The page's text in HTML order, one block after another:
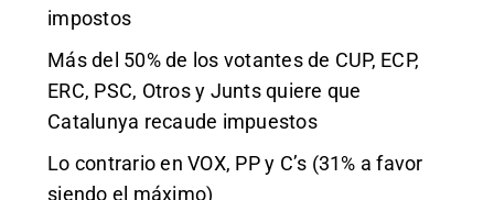
impostos
Más del 50% de los votantes de CUP, ECP,
ERC, PSC, Otros y Junts quiere que
Catalunya recaude impuestos
Lo contrario en VOX, PP y C’s (31% a favor
siendo el máximo)